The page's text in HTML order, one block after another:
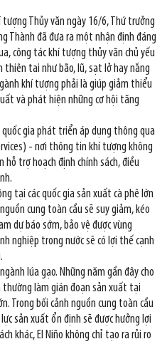
tượng Thủy văn ngày 16/6, Thứ trưởng
Thành đã đưa ra một nhận định đáng
công tác khí tượng thủy văn chủ yếu
tai như bão, lũ, sạt lở hay nắng
khí tượng phải là giúp giảm thiểu
và phát hiện những cơ hội tăng
gia phát triển áp dụng thông qua
- nơi thông tin khí tượng không
hỗ trợ hoạch định chính sách, điều
tại các quốc gia sản xuất cà phê lớn
cung toàn cầu sẽ suy giảm, kéo
dự báo sớm, bảo vệ được vùng
nghiệp trong nước sẽ có lợi thế cạnh
lúa gạo. Những năm gần đây cho
thường làm gián đoạn sản xuất tại
Trong bối cảnh nguồn cung toàn cầu
sản xuất ổn định sẽ được hưởng lợi
khác, El Niño không chỉ tạo ra rủi ro